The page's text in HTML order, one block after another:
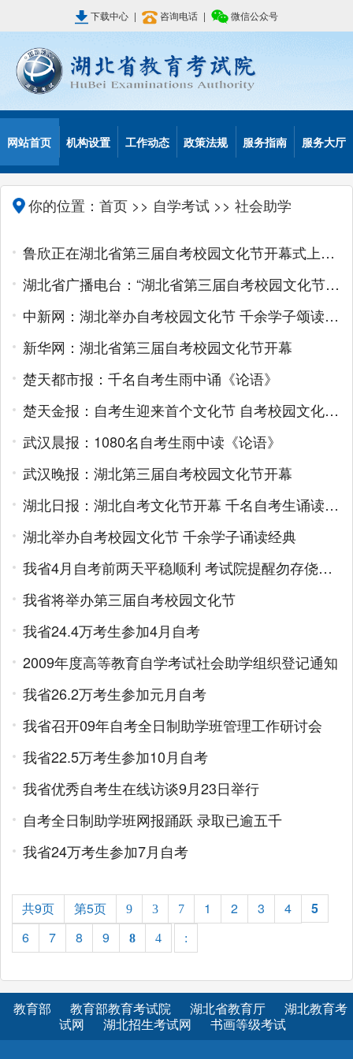
下载中心 | 咨询电话 | 微信公众号
网站首页 机构设置 工作动态 政策法规 服务指南 服务大厅
你的位置： 首页 >> 自学考试 >> 社会助学
鲁欣正在湖北省第三届自考校园文化节开幕式上的讲话
湖北省广播电台：“湖北省第三届自考校园文化节”开幕
中新网：湖北举办自考校园文化节 千余学子颂读经典
新华网：湖北省第三届自考校园文化节开幕
楚天都市报：千名自考生雨中诵《论语》
楚天金报：自考生迎来首个文化节 自考校园文化节在武大开幕
武汉晨报：1080名自考生雨中读《论语》
武汉晚报：湖北第三届自考校园文化节开幕
湖北日报：湖北自考文化节开幕 千名自考生诵读《论语》
湖北举办自考校园文化节 千余学子诵读经典
我省4月自考前两天平稳顺利 考试院提醒勿存侥幸违规过关
我省将举办第三届自考校园文化节
我省24.4万考生参加4月自考
2009年度高等教育自学考试社会助学组织登记通知
我省26.2万考生参加元月自考
我省召开09年自考全日制助学班管理工作研讨会
我省22.5万考生参加10月自考
我省优秀自考生在线访谈9月23日举行
自考全日制助学班网报踊跃 录取已逾五千
我省24万考生参加7月自考
共9页 第5页 9 3 7 1 2 3 4
5
6
7 8 9 8 4 :
教育部 教育部教育考试院 湖北省教育厅
湖北教育考
试网
湖北招生考试网 书画等级考试